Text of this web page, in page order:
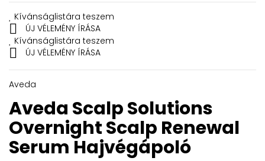
Kívánságlistára teszem

ÚJ VÉLEMÉNY ÍRÁSA
Kívánságlistára teszem
 ÚJ VÉLEMÉNY ÍRÁSA
Aveda
Aveda Scalp Solutions
Overnight Scalp Renewal
Serum Hajvégápoló